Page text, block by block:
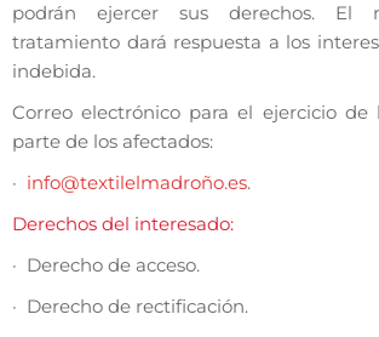
podrán ejercer sus derechos. El
tratamiento dará respuesta a los
indebida.
Correo electrónico para el ejercicio de
parte de los afectados:
· info@textilelmadroño.es.
Derechos del interesado:
· Derecho de acceso.
· Derecho de rectificación.